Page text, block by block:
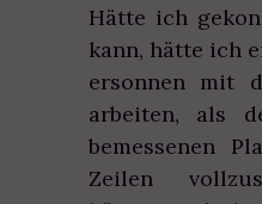
Hätte ich
kann, hätte ich
ersonnen mit
arbeiten, als
bemessenen
Zeilen